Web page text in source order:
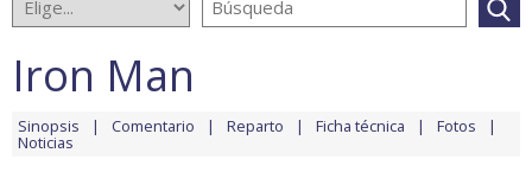
Iron Man
Sinopsis Comentario Reparto Ficha técnica Fotos
Noticias